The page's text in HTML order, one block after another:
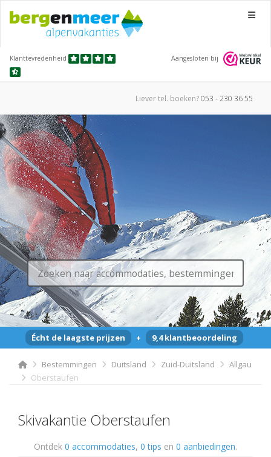
Menu
Klanttevredenheid Aangesloten bij
Liever tel. boeken?053 - 230 36 55
Écht de laagste prijzen + 9,4 klantbeoordeling
Bestemmingen Duitsland Zuid-Duitsland
Allgau
Oberstaufen
Skivakantie Oberstaufen
Ontdek 0 accommodaties, 0 tips en 0 aanbiedingen.